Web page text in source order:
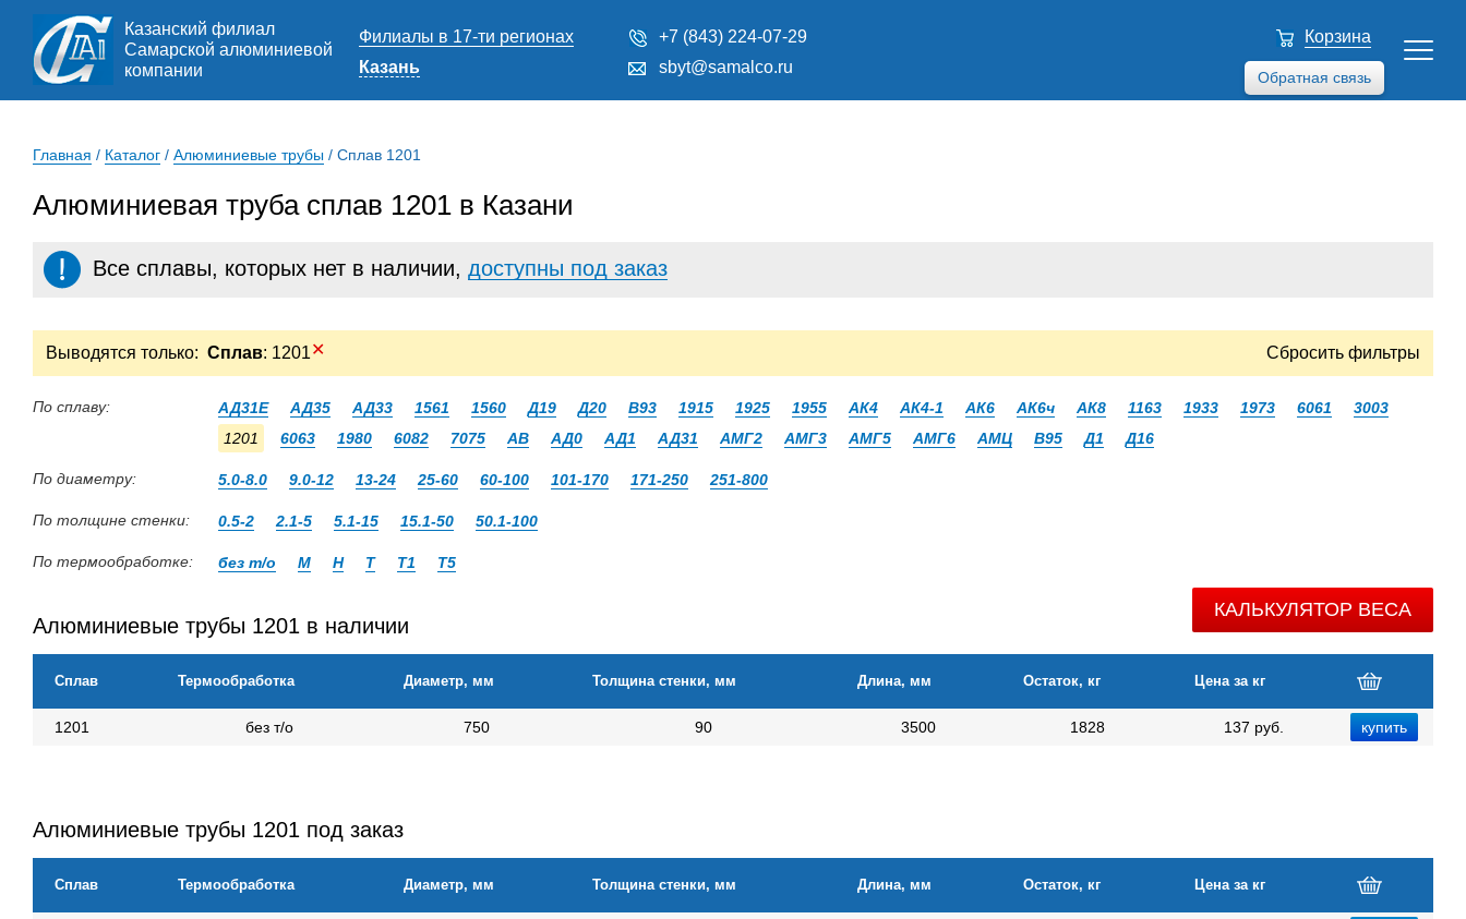
Казанский филиал
Самарской алюминиевой
компании
Филиалы в 17-ти регионах
Казань
+7 (843) 224-07-29
sbyt@samalco.ru
Обратная связь
Корзина
Главная / Каталог / Алюминиевые трубы / Сплав 1201
Алюминиевая труба сплав 1201 в Казани
Все сплавы, которых нет в наличии, доступны под заказ
Выводятся только: Сплав: 1201✕ Сбросить фильтры
По сплаву: АД31Е АД35 АД33 1561 1560 Д19 Д20 В93 1915 1925 1955 АК4 АК4-1 АК6 АК6ч АК8 1163 1933 1973 6061
3003
1201
6063 1980 6082 7075 АВ АД0 АД1 АД31 АМГ2 АМГ3 АМГ5 АМГ6 АМЦ В95 Д1 Д16
По диаметру: 5.0-8.0 9.0-12 13-24 25-60 60-100 101-170 171-250 251-800
По толщине стенки: 0.5-2 2.1-5 5.1-15 15.1-50 50.1-100
По термообработке: без т/о М Н Т Т1 Т5
Алюминиевые трубы 1201 в наличии
КАЛЬКУЛЯТОР ВЕСА
Сплав Термообработка Диаметр, мм Толщина стенки, мм Длина, мм Остаток, кг Цена за кг
1201 без т/о 750 90 3500 1828 137 руб.
Алюминиевые трубы 1201 под заказ
Сплав Термообработка Диаметр, мм Толщина стенки, мм Длина, мм Остаток, кг Цена за кг